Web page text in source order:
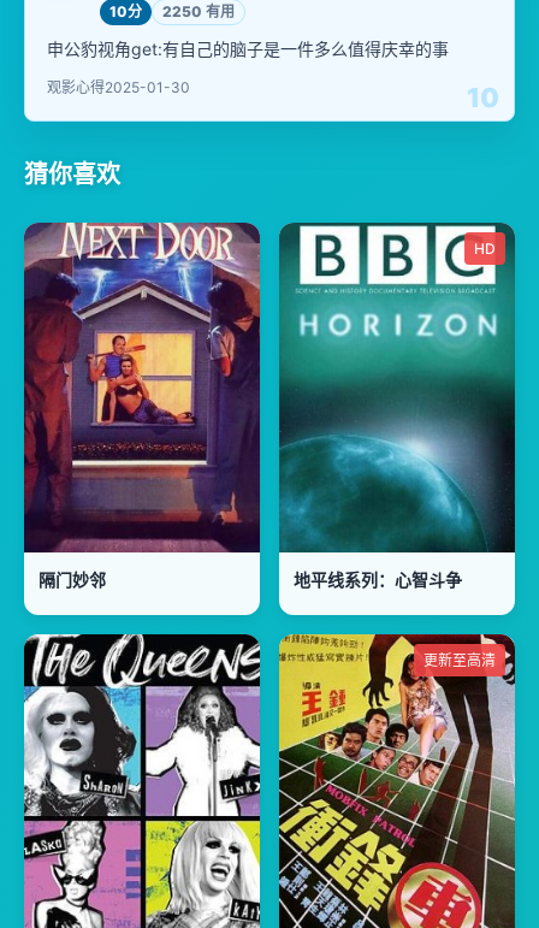
10
10分
2250 有用
申公豹视角get:有自己的脑子是一件多么值得庆幸的事
观影心得2025-01-30
猜你喜欢
隔门妙邻
HD
地平线系列：心智斗争
更新至高清